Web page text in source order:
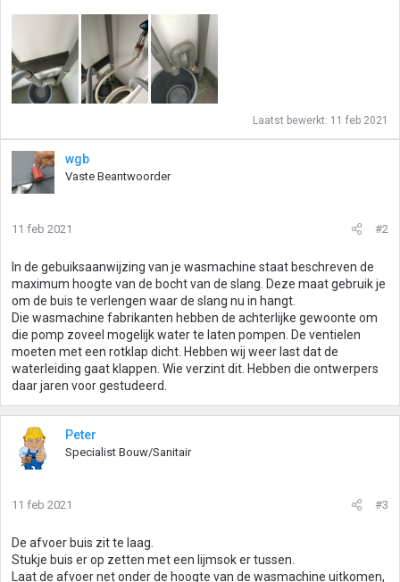
Laatst bewerkt: 11 feb 2021
wgb
Vaste Beantwoorder
11 feb 2021 #2
In de gebuiksaanwijzing van je wasmachine staat beschreven de
maximum hoogte van de bocht van de slang. Deze maat gebruik je
om de buis te verlengen waar de slang nu in hangt.
Die wasmachine fabrikanten hebben de achterlijke gewoonte om
die pomp zoveel mogelijk water te laten pompen. De ventielen
moeten met een rotklap dicht. Hebben wij weer last dat de
waterleiding gaat klappen. Wie verzint dit. Hebben die ontwerpers
daar jaren voor gestudeerd.
Peter
Specialist Bouw/Sanitair
11 feb 2021 #3
De afvoer buis zit te laag.
Stukje buis er op zetten met een lijmsok er tussen.
Laat de afvoer net onder de hoogte van de wasmachine uitkomen,